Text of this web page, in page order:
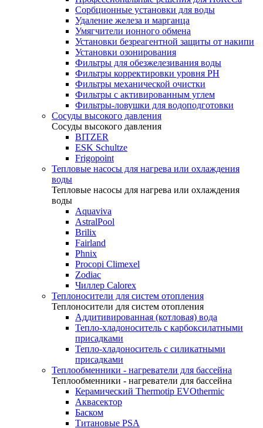
Сорбционные установки для воды
Удаление железа и марганца
Умягчители ионного обмена
Установки безреагентной защиты от накипи
Установки озонирования
Фильтры для обезжелезивания воды
Фильтры корректировки уровня PH
Фильтры механической очистки
Фильтры с активированным углем
Фильтры-ловушки для водоподготовки
Сосуды высокого давления
Сосуды высокого давления
BITZER
ESK Schultze
Frigopoint
Тепловые насосы для нагрева или охлаждения
воды
Тепловые насосы для нагрева или охлаждения
воды
Aquaviva
AstralPool
Brilix
Fairland
Phnix
Procopi Climexel
Zodiac
Чиллер Calorex
Теплоносители для систем отопления
Теплоносители для систем отопления
Аддитивированная (котловая) вода
Тепло-хладоноситель с карбоксилатными
присадками
Тепло-хладоноситель с силикатными
присадками
Теплообменники - нагреватели для бассейна
Теплообменники - нагреватели для бассейна
Керамический Thermotip EVOthermic
Аквасектор
Баском
Титановые PSA